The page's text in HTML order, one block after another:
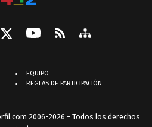
EQUIPO
REGLAS DE PARTICIPACIÓN
2006-2026 - Todos los derechos